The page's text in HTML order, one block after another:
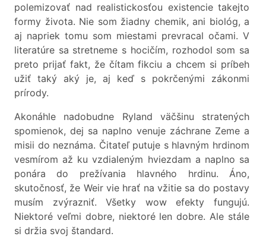
polemizovať nad realistickosťou existencie takejto
formy života. Nie som žiadny chemik, ani biológ, a
aj napriek tomu som miestami prevracal očami. V
literatúre sa stretneme s hocičím, rozhodol som sa
preto prijať fakt, že čítam fikciu a chcem si príbeh
užiť taký aký je, aj keď s pokrčenými zákonmi
prírody.
Akonáhle nadobudne Ryland väčšinu stratených
spomienok, dej sa naplno venuje záchrane Zeme a
misii do neznáma. Čitateľ putuje s hlavným hrdinom
vesmírom až ku vzdialeným hviezdam a naplno sa
ponára do prežívania hlavného hrdinu. Áno,
skutočnosť, že Weir vie hrať na vžitie sa do postavy
musím zvýrazniť. Všetky wow efekty fungujú.
Niektoré veľmi dobre, niektoré len dobre. Ale stále
si držia svoj štandard.